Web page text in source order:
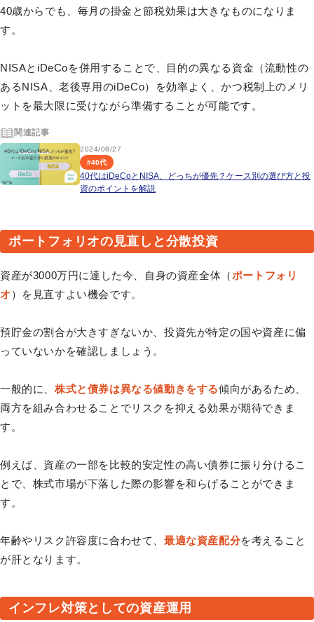
40歳からでも、毎月の掛金と節税効果は大きなものになりま
す。
NISAとiDeCoを併用することで、目的の異なる資金（流動性の
あるNISA、老後専用のiDeCo）を効率よく、かつ税制上のメリ
ットを最大限に受けながら準備することが可能です。
関連記事
2024/08/27
#40代
40代はiDeCoとNISA、どっちが優先？ケース別の選び方と投
資のポイントを解説
ポートフォリオの見直しと分散投資
資産が3000万円に達した今、自身の資産全体（ポートフォリ
オ ）を見直すよい機会です。
預貯金の割合が大きすぎないか、投資先が特定の国や資産に偏
っていないかを確認しましょう。
一般的に、 株式と債券は異なる値動きをする傾向があるため、
両方を組み合わせることでリスクを抑える効果が期待できま
す。
例えば、資産の一部を比較的安定性の高い債券に振り分けるこ
とで、株式市場が下落した際の影響を和らげることができま
す。
年齢やリスク許容度に合わせて、最適な資産配分を考えること
が肝となります。
インフレ対策としての資産運用